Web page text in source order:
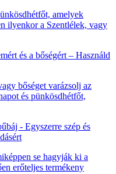
amelyek
ilyenkor a Szentlélek, vagy
és a bőségért – Használd
bőséget varázsolj az
és pünkösdhétfőt,
- Egyszerre szép és
se hagyják ki a
erőteljes termékeny